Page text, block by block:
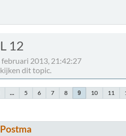
12
2013, 21:42:27
dit topic.
... 5 6 7 8 9 10 11